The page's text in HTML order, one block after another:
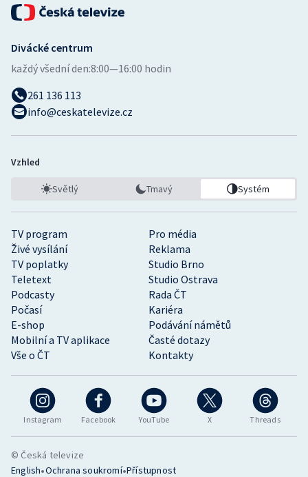
Instagram Facebook YouTube X Threads
TV program
Pro média
Živé vysílání
Reklama
TV poplatky
Studio Brno
Teletext
Studio Ostrava
Podcasty
Rada ČT
Počasí
Kariéra
E-shop
Podávání námětů
Mobilní a TV aplikace
Časté dotazy
Vše o ČT
Kontakty
Divácké centrum
každý všední den:8:00—16:00 hodin
261 136 113
info@ceskatelevize.cz
Vzhled
Světlý Tmavý Systém
© Česká televize
English•Ochrana soukromí•Přístupnost